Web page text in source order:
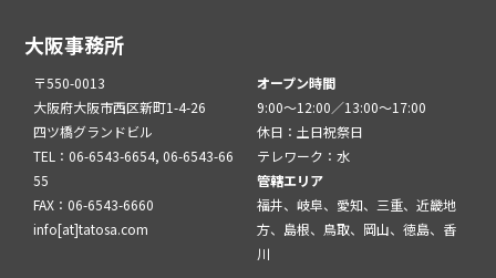
大阪事務所
〒550-0013
大阪府大阪市西区新町1-4-26
四ツ橋グランドビル
TEL：06-6543-6654, 06-6543-66
55
FAX：06-6543-6660
info[at]tatosa.com
オープン時間
9:00～12:00／13:00～17:00
休日：土日祝祭日
テレワーク：水
管轄エリア
福井、岐阜、愛知、三重、近畿地
方、島根、鳥取、岡山、徳島、香
川